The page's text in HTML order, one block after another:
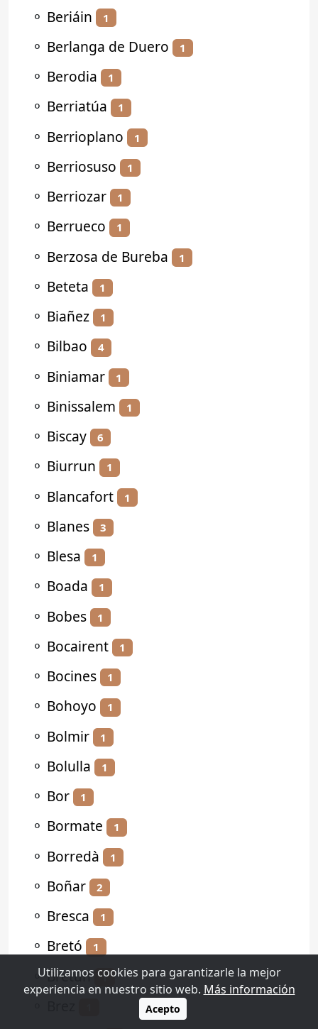
⚬ Beriáin 1
⚬ Berlanga de Duero 1
⚬ Berodia 1
⚬ Berriatúa 1
⚬ Berrioplano 1
⚬ Berriosuso 1
⚬ Berriozar 1
⚬ Berrueco 1
⚬ Berzosa de Bureba 1
⚬ Beteta 1
⚬ Biañez 1
⚬ Bilbao 4
⚬ Biniamar 1
⚬ Binissalem 1
⚬ Biscay 6
⚬ Biurrun 1
⚬ Blancafort 1
⚬ Blanes 3
⚬ Blesa 1
⚬ Boada 1
⚬ Bobes 1
⚬ Bocairent 1
⚬ Bocines 1
⚬ Bohoyo 1
⚬ Bolmir 1
⚬ Bolulla 1
⚬ Bor 1
⚬ Bormate 1
⚬ Borredà 1
⚬ Boñar 2
⚬ Bresca 1
⚬ Bretó 1
⚬Bretún 1
Utilizamos cookies para garantizarle la mejor
experiencia en nuestro sitio web. Más información
Acepto